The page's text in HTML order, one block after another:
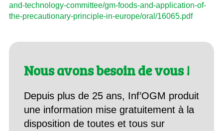
and-technology-committee/gm-foods-and-application-of-
the-precautionary-principle-in-europe/oral/16065.pdf
Nous avons besoin de vous !
Depuis plus de 25 ans, Inf’OGM produit
une information mise gratuitement à la
disposition de toutes et tous sur